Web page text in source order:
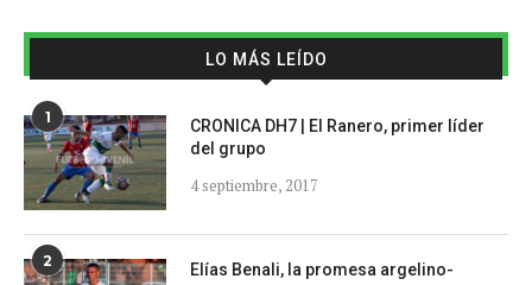
LO MÁS LEÍDO
1
CRONICA DH7 | El Ranero, primer líder
del grupo
4 septiembre, 2017
2
Elías Benali, la promesa argelino-